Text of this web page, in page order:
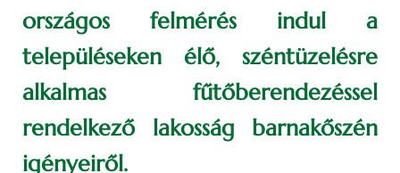
országos felmérés indul a
településeken élő, széntüzelésre
alkalmas fűtőberendezéssel
rendelkező lakosság barnakőszén
igényeiről.